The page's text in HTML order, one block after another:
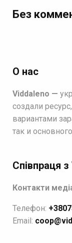
Без
О нас
Viddaleno —
создали
вариантами
так и основного.
Співпраця
Контакти
Телефон:
Email: